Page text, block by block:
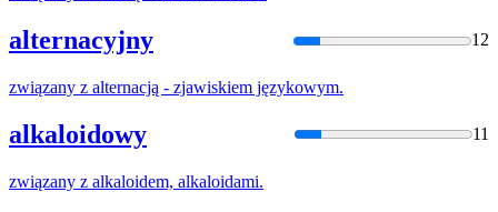
alternacyjny 12
związany z alternacją - zjawiskiem językowym.
alkaloidowy 11
związany z alkaloidem, alkaloidami.